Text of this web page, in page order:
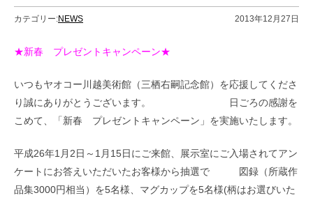
カテゴリー:NEWS 2013年12月27日
★新春 プレゼントキャンペーン★
いつもヤオコー川越美術館（三栖右嗣記念館）を応援してくださ
り誠にありがとうございます。 日ごろの感謝を
こめて、「新春 プレゼントキャンペーン」を実施いたします。
平成26年1月2日～1月15日にご来館、展示室にご入場されてアン
ケートにお答えいただいたお客様から抽選で 図録（所蔵作
品集3000円相当）を5名様、マグカップを5名様(柄はお選びいた